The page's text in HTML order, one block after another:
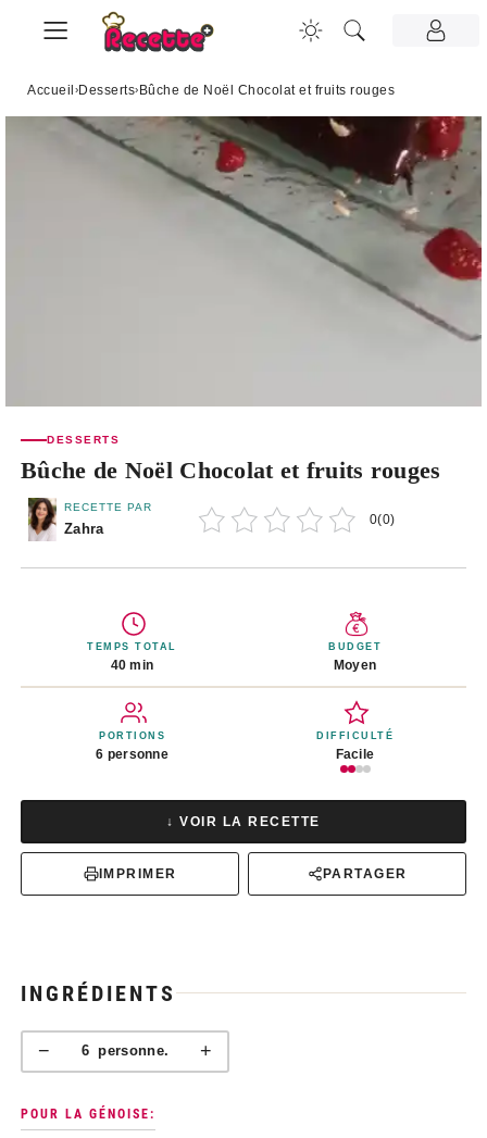
Accueil ›Desserts› Bûche de Noël Chocolat et fruits rouges
DESSERTS
Bûche de Noël Chocolat et fruits rouges
RECETTE PAR
Zahra
0(0)
TEMPS TOTAL
40 min
BUDGET
Moyen
PORTIONS
6 personne
DIFFICULTÉ
Facile
↓ VOIR LA RECETTE
IMPRIMER PARTAGER
INGRÉDIENTS
− 6personne. +
POUR LA GÉNOISE: